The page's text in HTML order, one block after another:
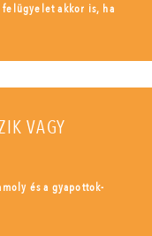
felügyelet akkor is, ha
VAGY
és a gyapottok-